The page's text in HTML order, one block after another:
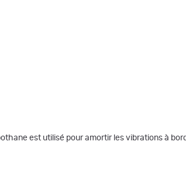
est utilisé pour amortir les vibrations à